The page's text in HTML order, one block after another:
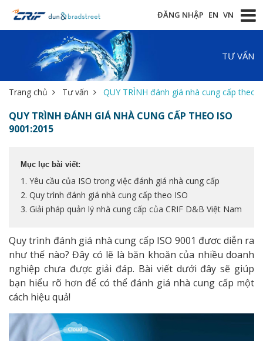
ĐĂNG NHẬP EN VN
TƯ VẤN
Trang chủ Tư vấn QUY TRÌNH đánh giá nhà cung cấp theo
QUY TRÌNH ĐÁNH GIÁ NHÀ CUNG CẤP THEO ISO
9001:2015
Mục lục bài viết:
1. Yêu cầu của ISO trong việc đánh giá nhà cung cấp
2. Quy trình đánh giá nhà cung cấp theo ISO
3. Giải pháp quản lý nhà cung cấp của CRIF D&B Việt Nam
Quy trình đánh giá nhà cung cấp ISO 9001 đươc diễn ra
như thế nào? Đây có lẽ là băn khoăn của nhiều doanh
nghiệp chưa được giải đáp. Bài viết dưới đây sẽ giúp
bạn hiểu rõ hơn để có thể đánh giá nhà cung cấp một
cách hiệu quả!